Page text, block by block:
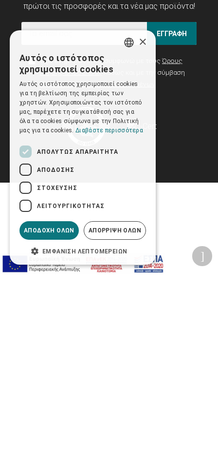
πρώτοι τις προσφορές και τα νέα μας προϊόντα!
ΕΓΓΡΑΦΗ
Έχω ενημερωθεί και συμφωνώ με τους Όρους
Χρήσης Ιστοσελίδαςκαθώς και με την σύμβαση
Προστασίας Προσωπικών Δεδομένων
×
Αυτός ο ιστότοπος
χρησιμοποιεί cookies
Αυτός ο ιστότοπος χρησιμοποιεί cookies
για τη βελτίωση της εμπειρίας των
χρηστών. Χρησιμοποιώντας τον ιστότοπό
μας, παρέχετε τη συγκατάθεσή σας για
όλα τα cookies σύμφωνα με την Πολιτική
μας για τα cookies. Διαβάστε περισσότερα
ΑΠΟΛΎΤΩΣ ΑΠΑΡΑΊΤΗΤΑ
ΑΠΌΔΟΣΗΣ
ΣΤΌΧΕΥΣΗΣ
ΛΕΙΤΟΥΡΓΙΚΌΤΗΤΑΣ
ΑΠΟΔΟΧΉ ΌΛΩΝ ΑΠΌΡΡΙΨΗ ΌΛΩΝ
ΕΜΦΆΝΙΣΗ ΛΕΠΤΟΜΕΡΕΙΏΝ